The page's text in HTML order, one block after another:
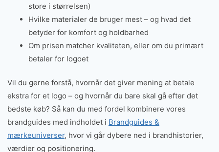
store i størrelsen)
Hvilke materialer de bruger mest – og hvad det
betyder for komfort og holdbarhed
Om prisen matcher kvaliteten, eller om du primært
betaler for logoet
Vil du gerne forstå, hvornår det giver mening at betale
ekstra for et logo – og hvornår du bare skal gå efter det
bedste køb? Så kan du med fordel kombinere vores
brandguides med indholdet i Brandguides &
mærkeuniverser, hvor vi går dybere ned i brandhistorier,
værdier og positionering.